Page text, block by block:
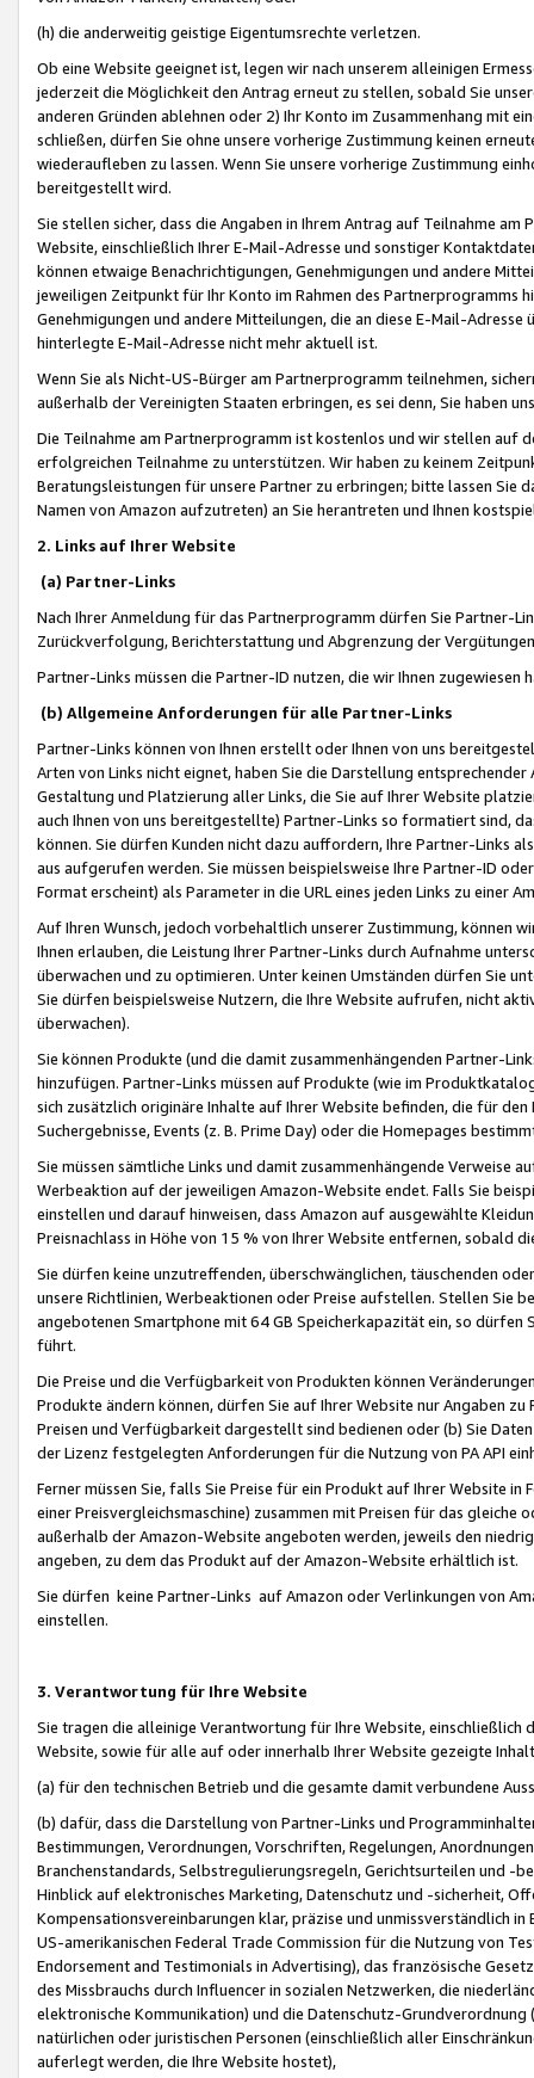
(h) die anderweitig geistige Eigentumsrechte verletzen.
Ob eine Website geeignet ist, legen wir nach unserem alleinigen
jederzeit die Möglichkeit den Antrag erneut zu stellen, sobald Sie
anderen Gründen ablehnen oder 2) Ihr Konto im Zusammenhang mit
schließen, dürfen Sie ohne unsere vorherige Zustimmung keinen
wiederaufleben zu lassen. Wenn Sie unsere vorherige Zustimmung
bereitgestellt wird.
Sie stellen sicher, dass die Angaben in Ihrem Antrag auf Teilnahme
Website, einschließlich Ihrer E-Mail-Adresse und sonstiger
können etwaige Benachrichtigungen, Genehmigungen und andere
jeweiligen Zeitpunkt für Ihr Konto im Rahmen des Partnerprogramms
Genehmigungen und andere Mitteilungen, die an diese E-Mail-
hinterlegte E-Mail-Adresse nicht mehr aktuell ist.
Wenn Sie als Nicht-US-Bürger am Partnerprogramm teilnehmen,
außerhalb der Vereinigten Staaten erbringen, es sei denn, Sie haben
Die Teilnahme am Partnerprogramm ist kostenlos und wir stellen auf
erfolgreichen Teilnahme zu unterstützen. Wir haben zu keinem
Beratungsleistungen für unsere Partner zu erbringen; bitte lassen Sie
Namen von Amazon aufzutreten) an Sie herantreten und Ihnen
2. Links auf Ihrer Website
(a) Partner-Links
Nach Ihrer Anmeldung für das Partnerprogramm dürfen Sie Partner-
Zurückverfolgung, Berichterstattung und Abgrenzung der
Partner-Links müssen die Partner-ID nutzen, die wir Ihnen zugewiesen
(b) Allgemeine Anforderungen für alle Partner-Links
Partner-Links können von Ihnen erstellt oder Ihnen von uns
Arten von Links nicht eignet, haben Sie die Darstellung
Gestaltung und Platzierung aller Links, die Sie auf Ihrer Website
auch Ihnen von uns bereitgestellte) Partner-Links so formatiert sind,
können. Sie dürfen Kunden nicht dazu auffordern, Ihre Partner-Links
aus aufgerufen werden. Sie müssen beispielsweise Ihre Partner-ID
Format erscheint) als Parameter in die URL eines jeden Links zu einer
Auf Ihren Wunsch, jedoch vorbehaltlich unserer Zustimmung, können
Ihnen erlauben, die Leistung Ihrer Partner-Links durch Aufnahme
überwachen und zu optimieren. Unter keinen Umständen dürfen Sie
Sie dürfen beispielsweise Nutzern, die Ihre Website aufrufen, nicht
überwachen).
Sie können Produkte (und die damit zusammenhängenden Partner-
hinzufügen. Partner-Links müssen auf Produkte (wie im
sich zusätzlich originäre Inhalte auf Ihrer Website befinden, die für
Suchergebnisse, Events (z. B. Prime Day) oder die Homepages
Sie müssen sämtliche Links und damit zusammenhängende
Werbeaktion auf der jeweiligen Amazon-Website endet. Falls Sie
einstellen und darauf hinweisen, dass Amazon auf ausgewählte
Preisnachlass in Höhe von 15 % von Ihrer Website entfernen, sobald
Sie dürfen keine unzutreffenden, überschwänglichen, täuschenden
unsere Richtlinien, Werbeaktionen oder Preise aufstellen. Stellen Sie
angebotenen Smartphone mit 64 GB Speicherkapazität ein, so dürfen
führt.
Die Preise und die Verfügbarkeit von Produkten können
Produkte ändern können, dürfen Sie auf Ihrer Website nur Angaben
Preisen und Verfügbarkeit dargestellt sind bedienen oder (b) Sie
der Lizenz festgelegten Anforderungen für die Nutzung von PA API
Ferner müssen Sie, falls Sie Preise für ein Produkt auf Ihrer Website
einer Preisvergleichsmaschine) zusammen mit Preisen für das
außerhalb der Amazon-Website angeboten werden, jeweils den
angeben, zu dem das Produkt auf der Amazon-Website erhältlich ist.
Sie dürfen keine Partner-Links auf Amazon oder Verlinkungen von
einstellen.
3. Verantwortung für Ihre Website
Sie tragen die alleinige Verantwortung für Ihre Website,
Website, sowie für alle auf oder innerhalb Ihrer Website gezeigte
(a) für den technischen Betrieb und die gesamte damit verbundene
(b) dafür, dass die Darstellung von Partner-Links und
Bestimmungen, Verordnungen, Vorschriften, Regelungen,
Branchenstandards, Selbstregulierungsregeln, Gerichtsurteilen und -
Hinblick auf elektronisches Marketing, Datenschutz und -sicherheit,
Kompensationsvereinbarungen klar, präzise und unmissverständlich
US-amerikanischen Federal Trade Commission für die Nutzung von
Endorsement and Testimonials in Advertising), das französische
des Missbrauchs durch Influencer in sozialen Netzwerken, die
elektronische Kommunikation) und die Datenschutz-
natürlichen oder juristischen Personen (einschließlich aller
auferlegt werden, die Ihre Website hostet),